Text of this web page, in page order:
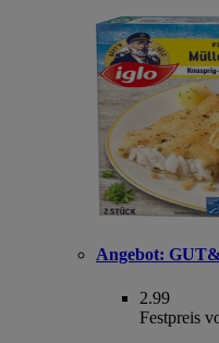
Angebot:
2.99
Festpreis